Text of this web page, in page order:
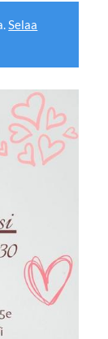
Selaa